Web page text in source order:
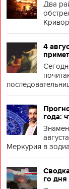
Два
4
года:
Меркурия в
го дня